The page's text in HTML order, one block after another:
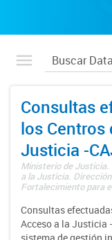
Consultas
los Centros
Justicia -
Ministerio de
a la Justicia.
Fortalecimiento para
Consultas
Acceso a la Justicia